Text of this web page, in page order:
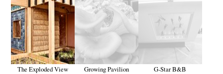
The Exploded View Growing Pavilion G-Star B&B